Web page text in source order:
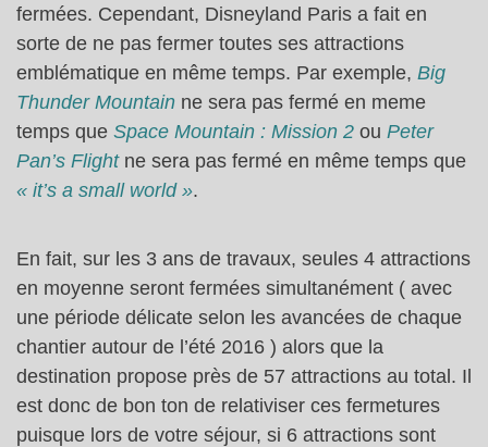
fermées. Cependant, Disneyland Paris a fait en
sorte de ne pas fermer toutes ses attractions
emblématique en même temps. Par exemple, Big
Thunder Mountain ne sera pas fermé en meme
temps que Space Mountain : Mission 2 ou Peter
Pan’s Flightne sera pas fermé en même temps que
« it’s a small world ».
En fait, sur les 3 ans de travaux, seules 4 attractions
en moyenne seront fermées simultanément ( avec
une période délicate selon les avancées de chaque
chantier autour de l’été 2016 ) alors que la
destination propose près de 57 attractions au total. Il
est donc de bon ton de relativiser ces fermetures
puisque lors de votre séjour, si 6 attractions sont